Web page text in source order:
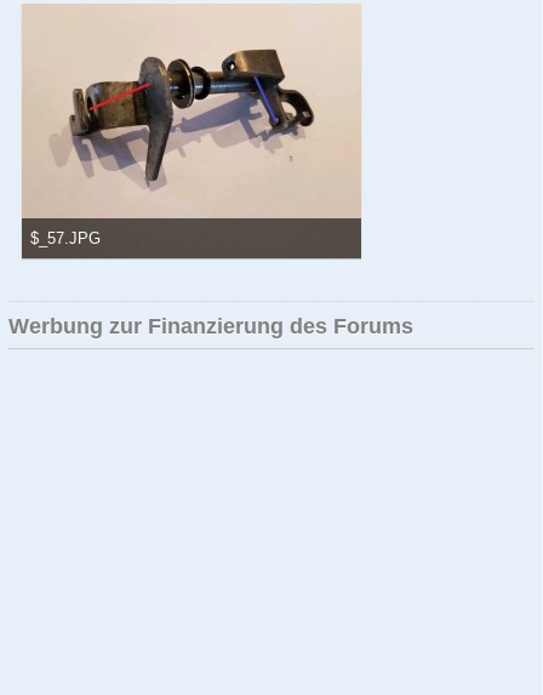
$_57.JPG
77,85 kB, 1.024×768, 2.071 mal angesehen
Werbung zur Finanzierung des Forums